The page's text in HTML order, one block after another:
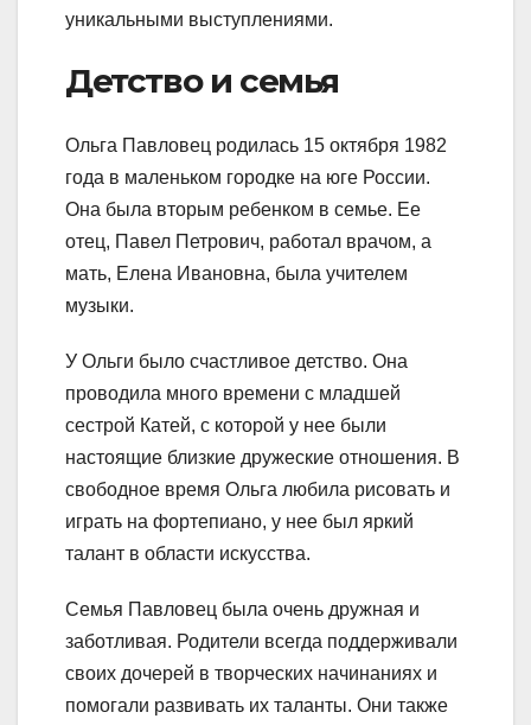
уникальными выступлениями.
Детство и семья
Ольга Павловец родилась 15 октября 1982
года в маленьком городке на юге России.
Она была вторым ребенком в семье. Ее
отец, Павел Петрович, работал врачом, а
мать, Елена Ивановна, была учителем
музыки.
У Ольги было счастливое детство. Она
проводила много времени с младшей
сестрой Катей, с которой у нее были
настоящие близкие дружеские отношения. В
свободное время Ольга любила рисовать и
играть на фортепиано, у нее был яркий
талант в области искусства.
Семья Павловец была очень дружная и
заботливая. Родители всегда поддерживали
своих дочерей в творческих начинаниях и
помогали развивать их таланты. Они также